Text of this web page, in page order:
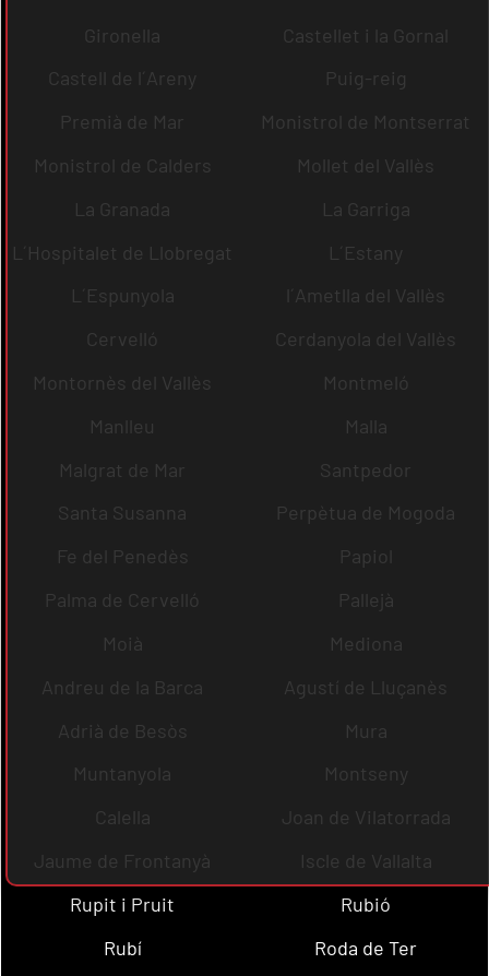
Gironella
Castellet i la Gornal
Castell de l´Areny
Puig-reig
Premià de Mar
Monistrol de Montserrat
Monistrol de Calders
Mollet del Vallès
La Granada
La Garriga
L´Hospitalet de Llobregat
L´Estany
L´Espunyola
l´Ametlla del Vallès
Cervelló
Cerdanyola del Vallès
Montornès del Vallès
Montmeló
Manlleu
Malla
Malgrat de Mar
Santpedor
Santa Susanna
Perpètua de Mogoda
Fe del Penedès
Papiol
Palma de Cervelló
Pallejà
Moià
Mediona
Andreu de la Barca
Agustí de Lluçanès
Adrià de Besòs
Mura
Muntanyola
Montseny
Calella
Joan de Vilatorrada
Jaume de Frontanyà
Iscle de Vallalta
Rupit i Pruit
Rubió
Rubí
Roda de Ter